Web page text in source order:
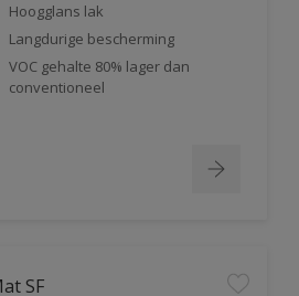
Hoogglans lak
Langdurige bescherming
VOC gehalte 80% lager dan
conventioneel
SF